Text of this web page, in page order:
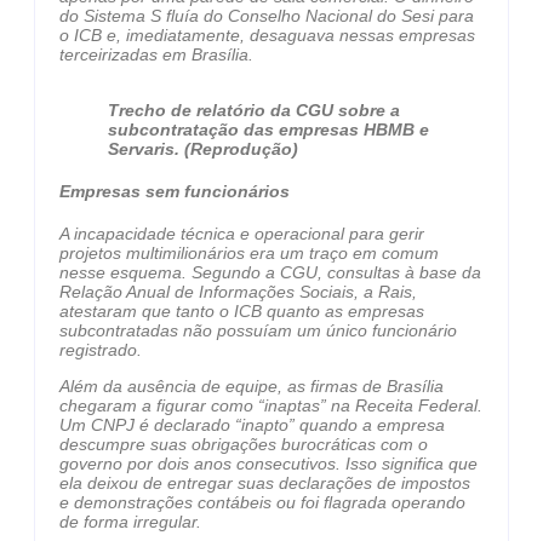
do Sistema S fluía do Conselho Nacional do Sesi para
o ICB e, imediatamente, desaguava nessas empresas
terceirizadas em Brasília.
Trecho de relatório da CGU sobre a
subcontratação das empresas HBMB e
Servaris. (Reprodução)
Empresas sem funcionários
A incapacidade técnica e operacional para gerir
projetos multimilionários era um traço em comum
nesse esquema. Segundo a CGU, consultas à base da
Relação Anual de Informações Sociais, a Rais,
atestaram que tanto o ICB quanto as empresas
subcontratadas não possuíam um único funcionário
registrado.
Além da ausência de equipe, as firmas de Brasília
chegaram a figurar como “inaptas” na Receita Federal.
Um CNPJ é declarado “inapto” quando a empresa
descumpre suas obrigações burocráticas com o
governo por dois anos consecutivos. Isso significa que
ela deixou de entregar suas declarações de impostos
e demonstrações contábeis ou foi flagrada operando
de forma irregular.